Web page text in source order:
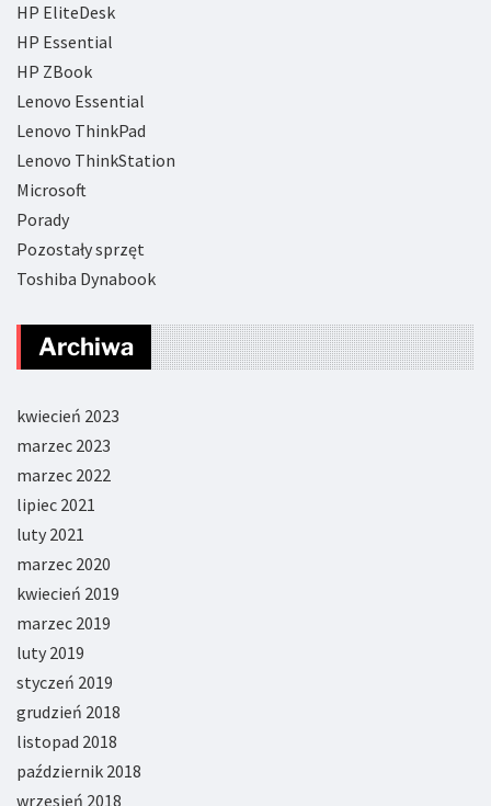
HP EliteDesk
HP Essential
HP ZBook
Lenovo Essential
Lenovo ThinkPad
Lenovo ThinkStation
Microsoft
Porady
Pozostały sprzęt
Toshiba Dynabook
Archiwa
kwiecień 2023
marzec 2023
marzec 2022
lipiec 2021
luty 2021
marzec 2020
kwiecień 2019
marzec 2019
luty 2019
styczeń 2019
grudzień 2018
listopad 2018
październik 2018
wrzesień 2018